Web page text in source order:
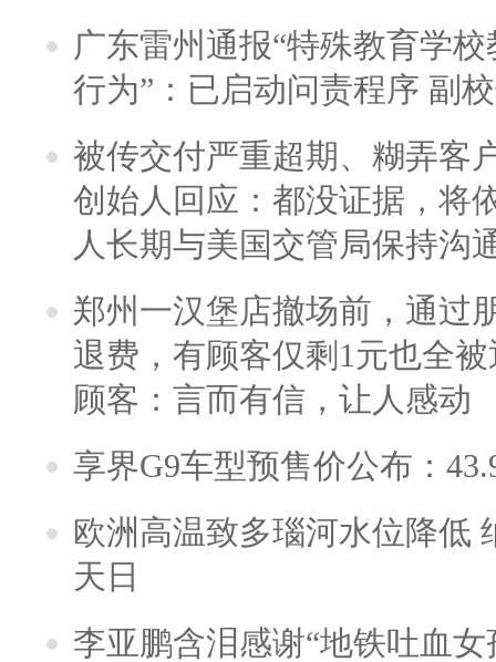
广东雷州通报“特殊教育学
行为”：已启动问责程序 副
被传交付严重超期、糊弄客
创始人回应：都没证据，将
人长期与美国交管局保持沟
郑州一汉堡店撤场前，通过
退费，有顾客仅剩1元也全
顾客：言而有信，让人感动
享界G9车型预售价公布：
欧洲高温致多瑙河水位降低
天日
李亚鹏含泪感谢“地铁吐血